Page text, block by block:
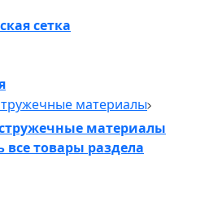
сетка
материалы
материалы
все товары раздела